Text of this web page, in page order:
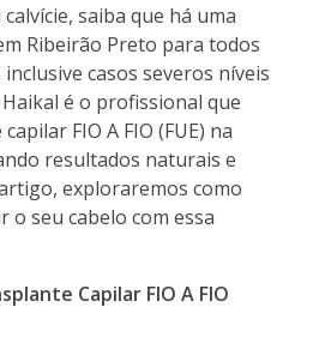
saiba que há uma
Ribeirão Preto para todos
casos severos níveis
Haikal é o profissional que
FIO A FIO (FUE) na
resultados naturais e
exploraremos como
o seu cabelo com essa
Capilar FIO A FIO